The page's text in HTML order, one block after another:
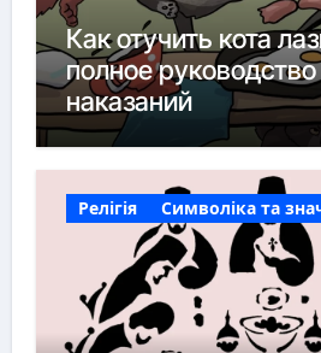
Как отучить кота
полное руководство
наказаний
Релігія Символіка та